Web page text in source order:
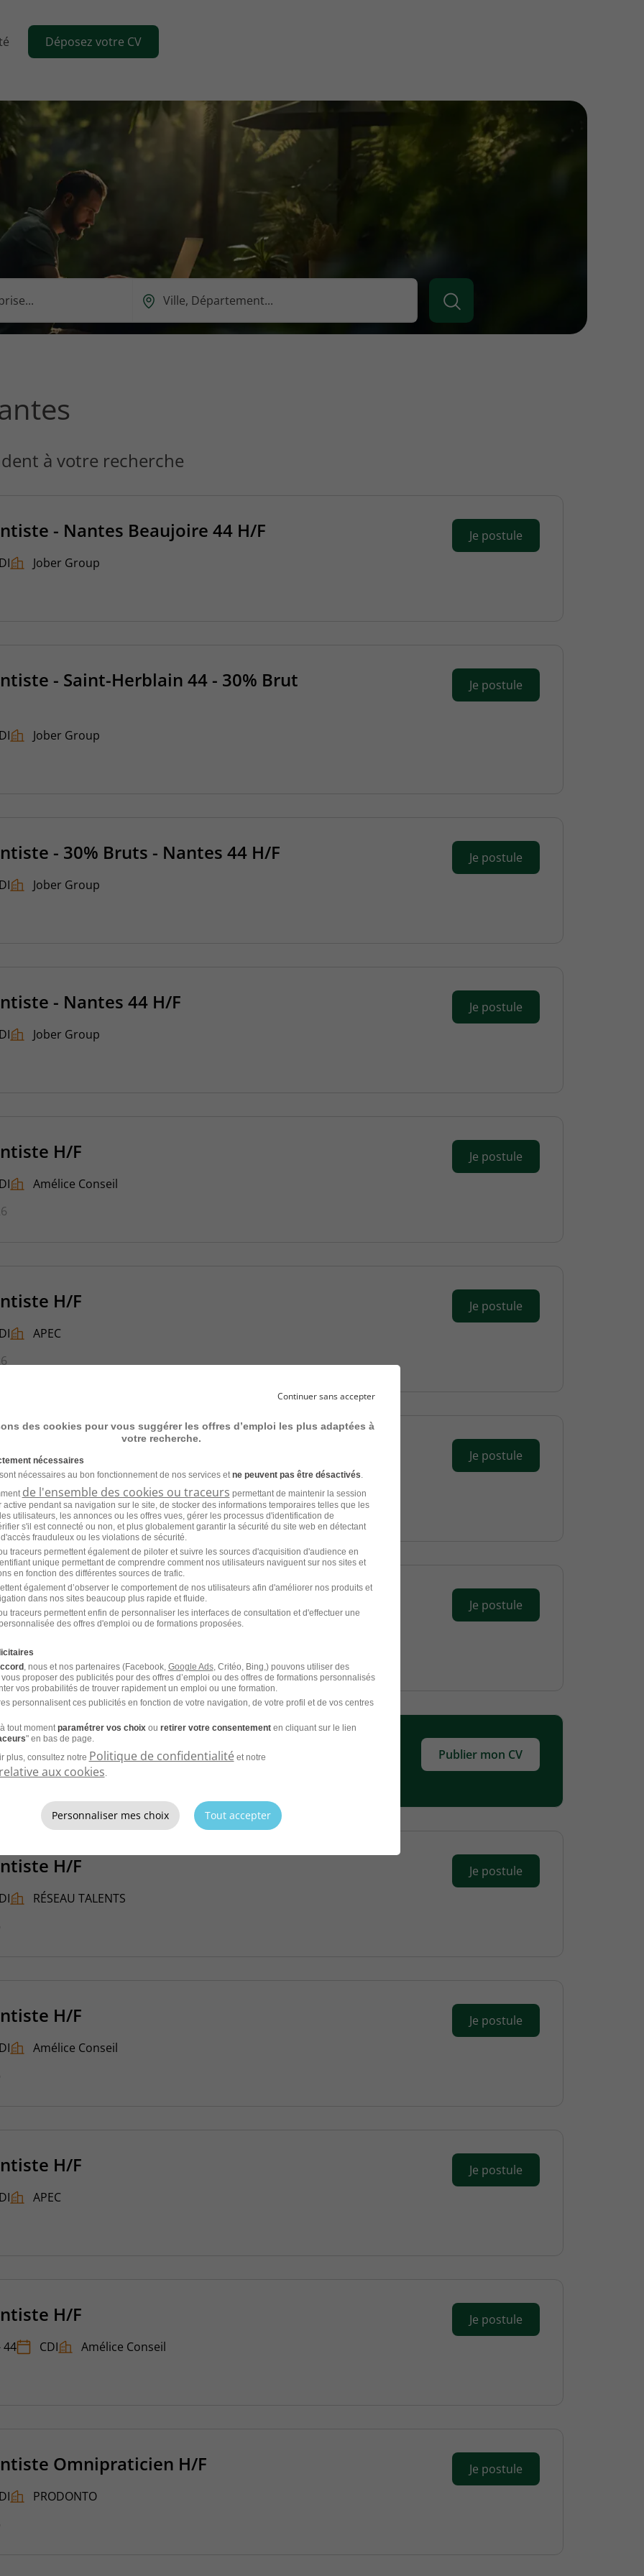
Déposez votre CV
Ou
ce
à votre recherche
- Nantes Beaujoire 44 H/F
Jober Group
Je postule
- Saint-Herblain 44 - 30% Brut
Jober Group
Je postule
- 30% Bruts - Nantes 44 H/F
Jober Group
Je postule
- Nantes 44 H/F
Jober Group
Je postule
H/F
Amélice Conseil
Je postule
H/F
APEC
Je postule
H/F
Amélice Conseil
Je postule
H/F
MED&CO
Je postule
et laissez les recruteurs venir à
Publier mon CV
H/F
RÉSEAU TALENTS
Je postule
H/F
Amélice Conseil
Je postule
H/F
APEC
Je postule
H/F
44 CDI
Amélice Conseil
Je postule
Omnipraticien H/F
PRODONTO
Je postule
Continuer sans accepter
des cookies pour vous suggérer les offres d’emploi les plus adaptées à
votre recherche.
nécessaires
nécessaires au bon fonctionnement de nos services et ne peuvent pas être désactivés
de l'ensemble des cookies ou traceurs permettant de maintenir la session
active pendant sa navigation sur le site, de stocker des informations temporaires telles que les
utilisateurs, les annonces ou les offres vues, gérer les processus d'identification de
s'il est connecté ou non, et plus globalement garantir la sécurité du site web en détectant
frauduleux ou les violations de sécurité.
traceurs permettent également de piloter et suivre les sources d'acquisition d'audience en
unique permettant de comprendre comment nos utilisateurs naviguent sur nos sites et
en fonction des différentes sources de trafic.
également d’observer le comportement de nos utilisateurs afin d'améliorer nos produits et
dans nos sites beaucoup plus rapide et fluide.
traceurs permettent enfin de personnaliser les interfaces de consultation et d'effectuer une
des offres d'emploi ou de formations proposées.
, nous et nos partenaires (Facebook, Google Ads, Critéo, Bing,) pouvons utiliser des
proposer des publicités pour des offres d’emploi ou des offres de formations personnalisés
vos probabilités de trouver rapidement un emploi ou une formation.
personnalisent ces publicités en fonction de votre navigation, de votre profil et de vos centres
tout moment paramétrer vos choixou retirer votre consentementen cliquant sur le lien
" en bas de page.
plus, consultez notre Politique de confidentialité et notre
aux cookies
Personnaliser mes choix Tout accepter